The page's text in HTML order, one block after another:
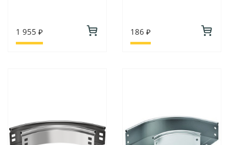
1 955 ₽ 186 ₽